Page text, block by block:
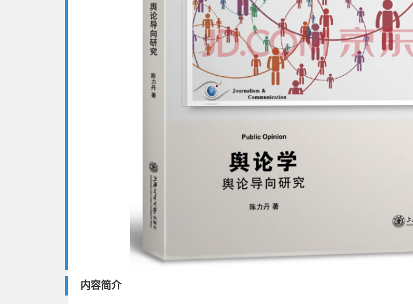
内容简介